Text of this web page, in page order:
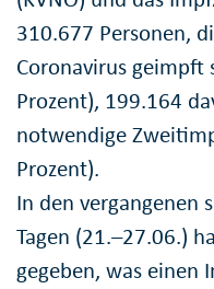
310.677 Personen,
Coronavirus
Prozent), 199.164
notwendige
Prozent).
In den vergangenen
Tagen (21.–27.06.)
gegeben, was einen